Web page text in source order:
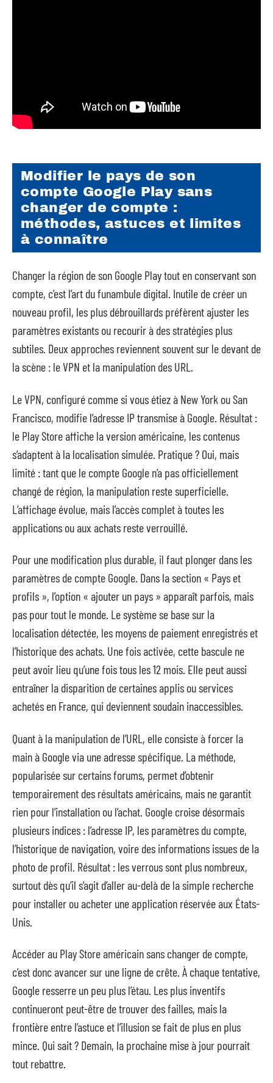
Modifier le pays de son
compte Google Play sans
changer de compte :
méthodes, astuces et limites
à connaître
Changer la région de son Google Play tout en conservant son
compte, c’est l’art du funambule digital. Inutile de créer un
nouveau profil, les plus débrouillards préfèrent ajuster les
paramètres existants ou recourir à des stratégies plus
subtiles. Deux approches reviennent souvent sur le devant de
la scène : le VPN et la manipulation des URL.
Le VPN, configuré comme si vous étiez à New York ou San
Francisco, modifie l’adresse IP transmise à Google. Résultat :
le Play Store affiche la version américaine, les contenus
s’adaptent à la localisation simulée. Pratique ? Oui, mais
limité : tant que le compte Google n’a pas officiellement
changé de région, la manipulation reste superficielle.
L’affichage évolue, mais l’accès complet à toutes les
applications ou aux achats reste verrouillé.
Pour une modification plus durable, il faut plonger dans les
paramètres de compte Google. Dans la section « Pays et
profils », l’option « ajouter un pays » apparaît parfois, mais
pas pour tout le monde. Le système se base sur la
localisation détectée, les moyens de paiement enregistrés et
l’historique des achats. Une fois activée, cette bascule ne
peut avoir lieu qu’une fois tous les 12 mois. Elle peut aussi
entraîner la disparition de certaines applis ou services
achetés en France, qui deviennent soudain inaccessibles.
Quant à la manipulation de l’URL, elle consiste à forcer la
main à Google via une adresse spécifique. La méthode,
popularisée sur certains forums, permet d’obtenir
temporairement des résultats américains, mais ne garantit
rien pour l’installation ou l’achat. Google croise désormais
plusieurs indices : l’adresse IP, les paramètres du compte,
l’historique de navigation, voire des informations issues de la
photo de profil. Résultat : les verrous sont plus nombreux,
surtout dès qu’il s’agit d’aller au-delà de la simple recherche
pour installer ou acheter une application réservée aux États-
Unis.
Accéder au Play Store américain sans changer de compte,
c’est donc avancer sur une ligne de crête. À chaque tentative,
Google resserre un peu plus l’étau. Les plus inventifs
continueront peut-être de trouver des failles, mais la
frontière entre l’astuce et l’illusion se fait de plus en plus
mince. Qui sait ? Demain, la prochaine mise à jour pourrait
tout rebattre.